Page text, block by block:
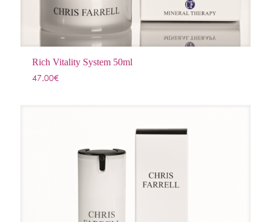
Rich Vitality System 50ml
47.00€